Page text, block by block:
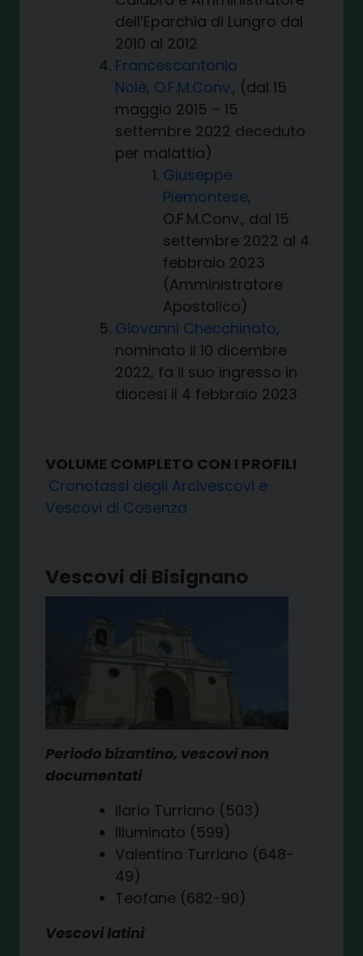
dell’Eparchia di Lungro dal
2010 al 2012
Francescantonio
Nolè, O.F.M.Conv., (dal 15
maggio 2015 – 15
settembre 2022 deceduto
per malattia)
Giuseppe
Piemontese,
O.F.M.Conv., dal 15
settembre 2022 al 4
febbraio 2023
(Amministratore
Apostolico)
Giovanni Checchinato,
nominato il 10 dicembre
2022, fa il suo ingresso in
diocesi il 4 febbraio 2023
VOLUME COMPLETO CON I PROFILI
Cronotassi degli Arcivescovi e
Vescovi di Cosenza
Vescovi di Bisignano
Periodo bizantino, vescovi non
documentati
Ilario Turriano (503)
Illuminato (599)
Valentino Turriano (648-
49)
Teofane (682-90)
Vescovi latini